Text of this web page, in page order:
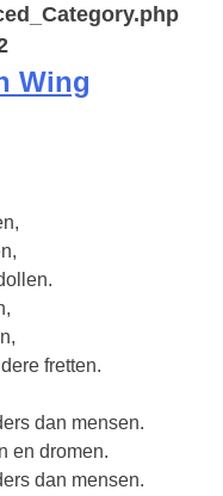
Wing
fretten.
dan mensen.
en dromen.
dan mensen.